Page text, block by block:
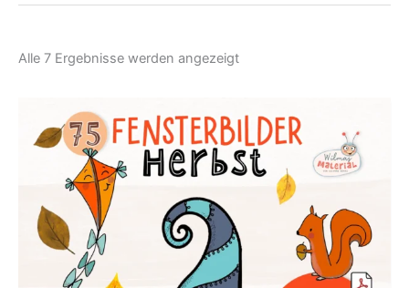
Alle 7 Ergebnisse werden angezeigtNach